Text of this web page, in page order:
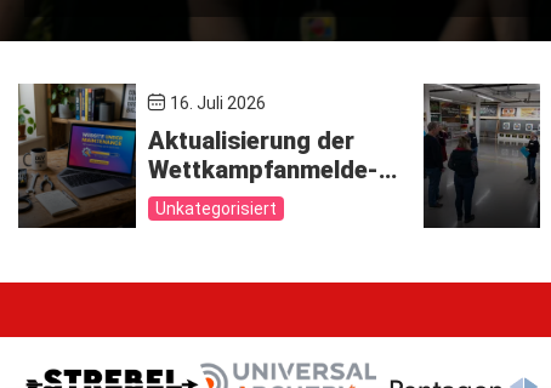
16. Juli 2026
Aktualisierung der
Wettkampfanmelde-
Software –
Verlängerung bis zum
Unkategorisiert